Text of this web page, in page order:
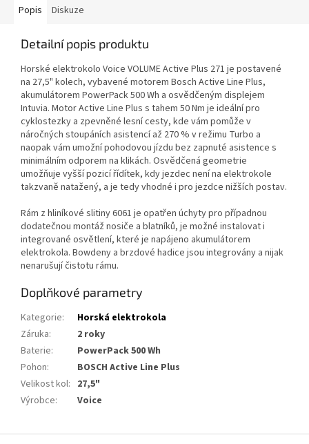
Popis Diskuze
Detailní popis produktu
Horské elektrokolo Voice VOLUME Active Plus 271 je postavené
na 27,5" kolech, vybavené motorem Bosch Active Line Plus,
akumulátorem PowerPack 500 Wh a osvědčeným displejem
Intuvia. Motor Active Line Plus s tahem 50 Nm je ideální pro
cyklostezky a zpevněné lesní cesty, kde vám pomůže v
náročných stoupáních asistencí až 270 % v režimu Turbo a
naopak vám umožní pohodovou jízdu bez zapnuté asistence s
minimálním odporem na klikách. Osvědčená geometrie
umožňuje vyšší pozicí řídítek, kdy jezdec není na elektrokole
takzvaně natažený, a je tedy vhodné i pro jezdce nižších postav.
Rám z hliníkové slitiny 6061 je opatřen úchyty pro případnou
dodatečnou montáž nosiče a blatníků, je možné instalovat i
integrované osvětlení, které je napájeno akumulátorem
elektrokola. Bowdeny a brzdové hadice jsou integrovány a nijak
nenarušují čistotu rámu.
Doplňkové parametry
Kategorie:
Horská elektrokola
Záruka:
2 roky
Baterie:
PowerPack 500 Wh
Pohon:
BOSCH Active Line Plus
Velikost kol: 27,5"
Výrobce: Voice